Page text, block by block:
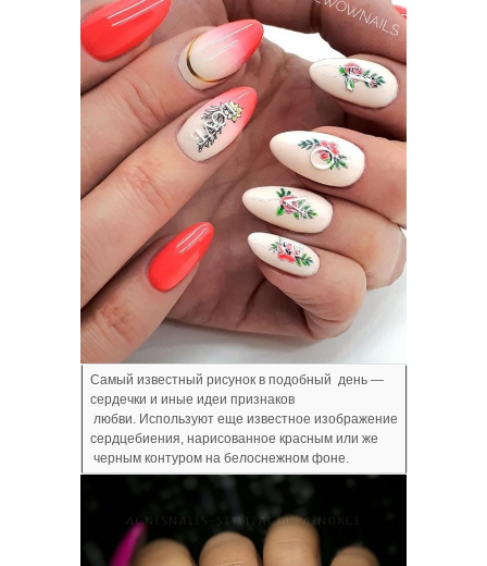
Самый известный рисунок в подобный день —
сердечки и иные идеи признаков
любви. Используют еще известное изображение
сердцебиения, нарисованное красным или же
черным контуром на белоснежном фоне.